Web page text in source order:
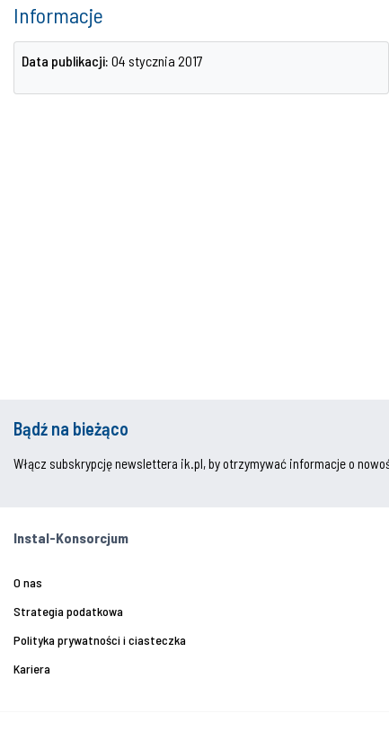
Informacje
Data publikacji: 04 stycznia 2017
Bądź na bieżąco
Włącz subskrypcję newslettera ik.pl, by otrzymywać informacje o
Instal-Konsorcjum
O nas
Strategia podatkowa
Polityka prywatności i ciasteczka
Kariera